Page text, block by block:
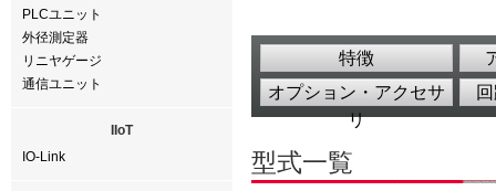
PLCユニット
外径測定器
リニヤゲージ
通信ユニット
IIoT
IO-Link
特徴
オプション・アクセサ
リ
型式一覧